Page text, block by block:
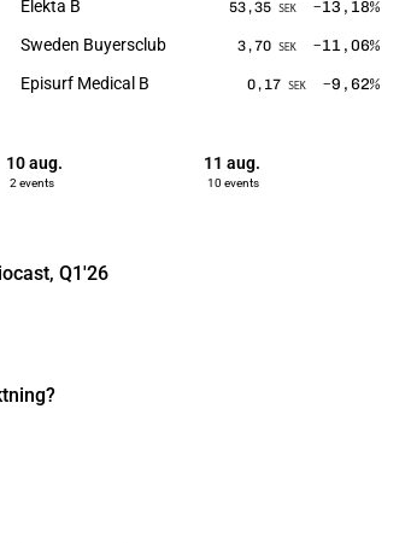
Elekta B 53,35 SEK −13,18%
Sweden Buyersclub 3,70 SEK −11,06%
Episurf Medical B 0,17 SEK −9,62%
10 aug.
2 events
11 aug.
10 events
Q1'26